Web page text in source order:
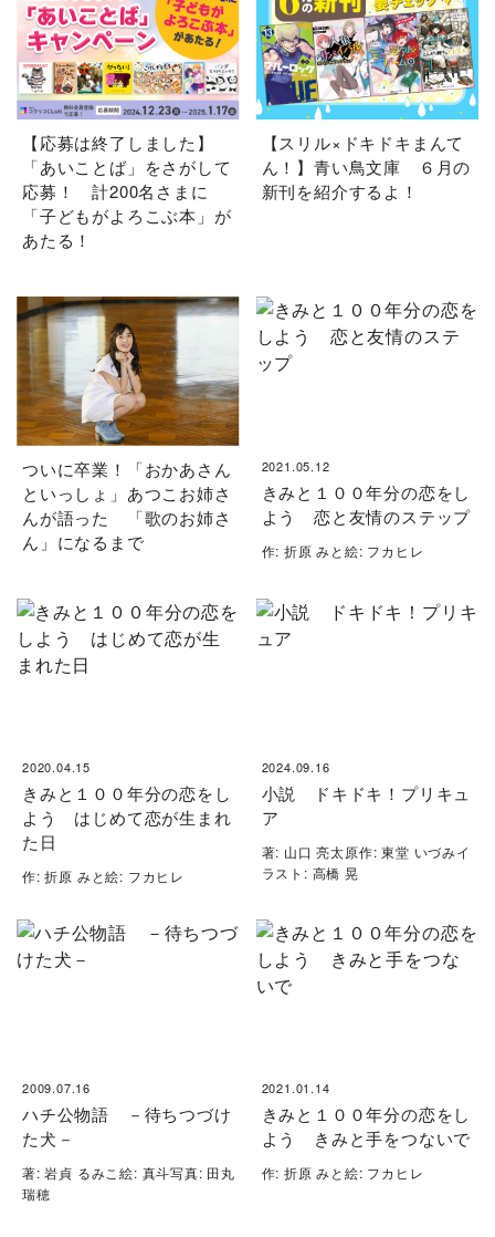
【応募は終了しました】
「あいことば」をさがして
応募！ 計200名さまに
「子どもがよろこぶ本」が
あたる！
【スリル×ドキドキまんて
ん！】青い鳥文庫 ６月の
新刊を紹介するよ！
ついに卒業！「おかあさん
といっしょ」あつこお姉さ
んが語った 「歌のお姉さ
ん」になるまで
2021.05.12
きみと１００年分の恋をし
よう 恋と友情のステップ
作: 折原 みと絵: フカヒレ
2020.04.15
きみと１００年分の恋をし
よう はじめて恋が生まれ
た日
作: 折原 みと絵: フカヒレ
2024.09.16
小説 ドキドキ！プリキュ
ア
著: 山口 亮太原作: 東堂 いづみイ
ラスト: 高橋 晃
2009.07.16
ハチ公物語 －待ちつづけ
た犬－
著: 岩貞 るみこ絵: 真斗写真: 田丸
瑞穂
2021.01.14
きみと１００年分の恋をし
よう きみと手をつないで
作: 折原 みと絵: フカヒレ